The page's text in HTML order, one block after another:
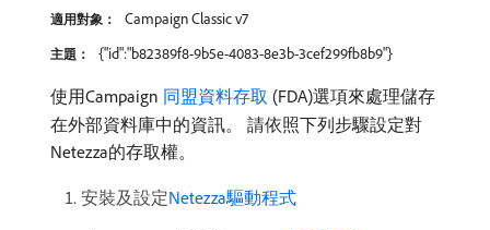
適用對象： Campaign Classic v7
主題： {"id":"b82389f8-9b5e-4083-8e3b-3cef299fb8b9"}
使用Campaign 同盟資料存取 (FDA)選項來處理儲存
在外部資料庫中的資訊。 請依照下列步驟設定對
Netezza的存取權。
安裝及設定Netezza驅動程式